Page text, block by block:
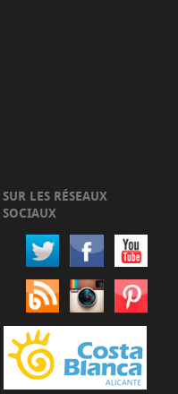
SUR LES RÉSEAUX
SOCIAUX